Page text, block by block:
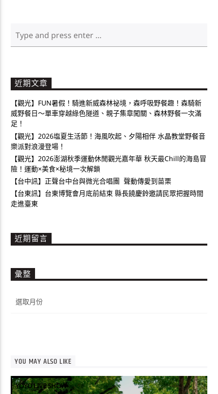
近期文章
【觀光】FUN暑假！騎進新威森林祕境，森呼吸野餐趣！森騎新
威野餐日～單車穿越綠色隧道、親子集章闖關、森林野餐一次滿
足！
【觀光】2026塩夏生活節！海風吹起、夕陽相伴 水晶教堂野餐音
樂派對浪漫登場！
【觀光】2026澎湖秋季運動休閒觀光嘉年華 秋天最Chill的海島冒
險！運動×美食×秘境一次解鎖
【台中訊】正聲台中台與微光合唱團 聲動傳愛到苗栗
【台東訊】台東博覽會月底前結束 縣長饒慶鈴邀請民眾把握時間
走進臺東
近期留言
彙整
整
YOU MAY ALSO LIKE
YOYO LIVE SHOW